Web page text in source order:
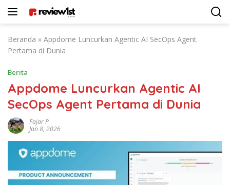
Beranda » Appdome Luncurkan Agentic AI SecOps Agent
Pertama di Dunia
Berita
Appdome Luncurkan Agentic AI
SecOps Agent Pertama di Dunia
Fajar P
Jan 8, 2026